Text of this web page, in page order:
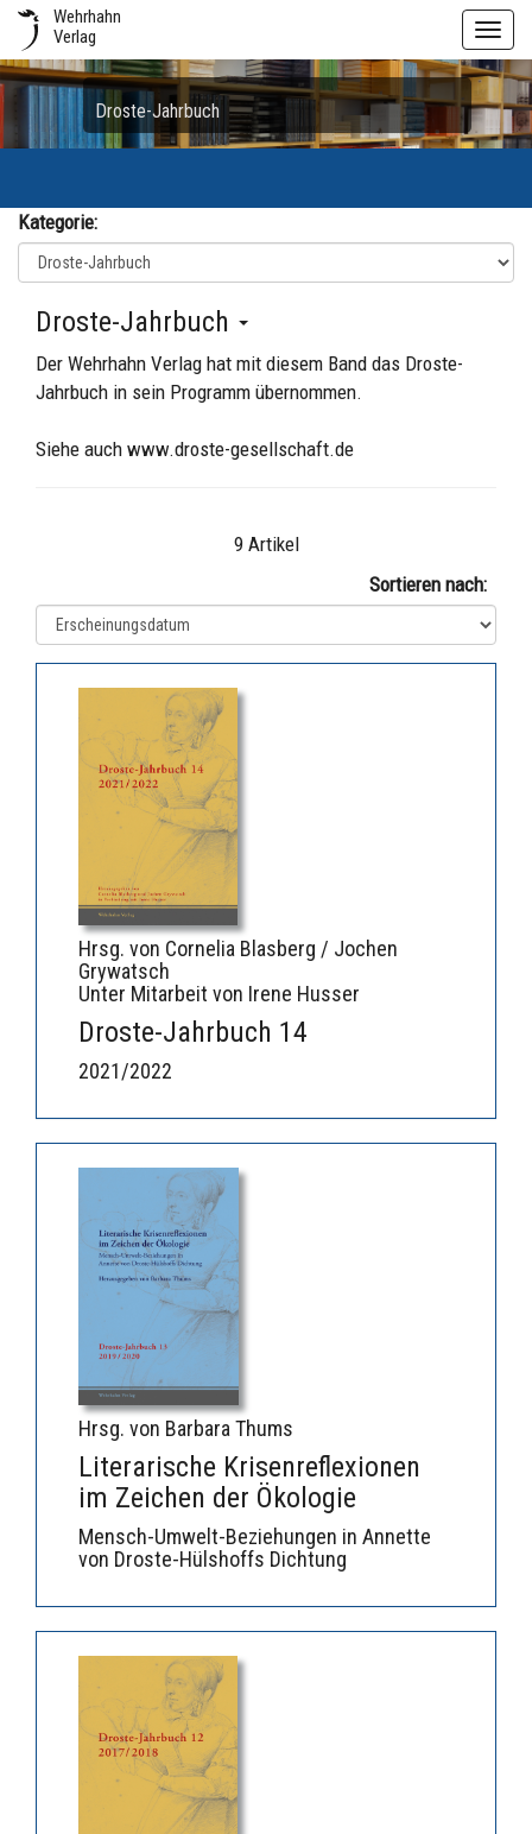
Wehrhahn
Verlag
Droste-Jahrbuch
Kategorie:
Droste-Jahrbuch
Der Wehrhahn Verlag hat mit diesem Band das Droste-
Jahrbuch in sein Programm übernommen.
Siehe auch www.droste-gesellschaft.de
9 Artikel
Sortieren nach:
Hrsg. von Cornelia Blasberg / Jochen
Grywatsch
Unter Mitarbeit von Irene Husser
Droste-Jahrbuch 14
2021/2022
Hrsg. von Barbara Thums
Literarische Krisenreflexionen
im Zeichen der Ökologie
Mensch-Umwelt-Beziehungen in Annette
von Droste-Hülshoffs Dichtung